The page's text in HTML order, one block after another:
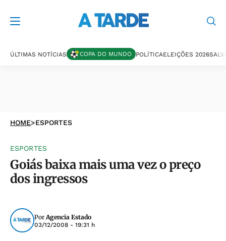
ÚLTIMAS NOTÍCIAS COPA DO MUNDO POLÍTICAELEIÇÕES 2026
HOME>ESPORTES
ESPORTES
Goiás baixa mais uma vez o preço
dos ingressos
PorAgencia Estado
03/12/2008 - 19:31 h